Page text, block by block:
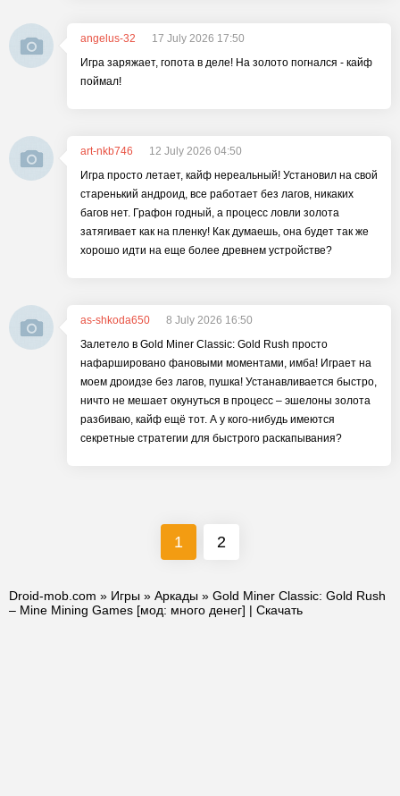
angelus-32
17 July 2026 17:50
Игра заряжает, гопота в деле! На золото погнался - кайф
поймал!
art-nkb746
12 July 2026 04:50
Игра просто летает, кайф нереальный! Установил на свой
старенький андроид, все работает без лагов, никаких
багов нет. Графон годный, а процесс ловли золота
затягивает как на пленку! Как думаешь, она будет так же
хорошо идти на еще более древнем устройстве?
as-shkoda650
8 July 2026 16:50
Залетело в Gold Miner Classic: Gold Rush просто
нафаршировано фановыми моментами, имба! Играет на
моем дроидзе без лагов, пушка! Устанавливается быстро,
ничто не мешает окунуться в процесс – эшелоны золота
разбиваю, кайф ещё тот. А у кого-нибудь имеются
секретные стратегии для быстрого раскапывания?
1 2
Droid-mob.com » Игры » Аркады » Gold Miner Classic: Gold Rush
– Mine Mining Games [мод: много денег] | Скачать